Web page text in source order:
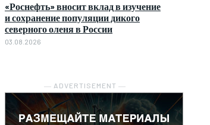
«Роснефть» вносит вклад в изучение
и сохранение популяции дикого
северного оленя в России
03.08.2026
― ADVERTISEMENT ―